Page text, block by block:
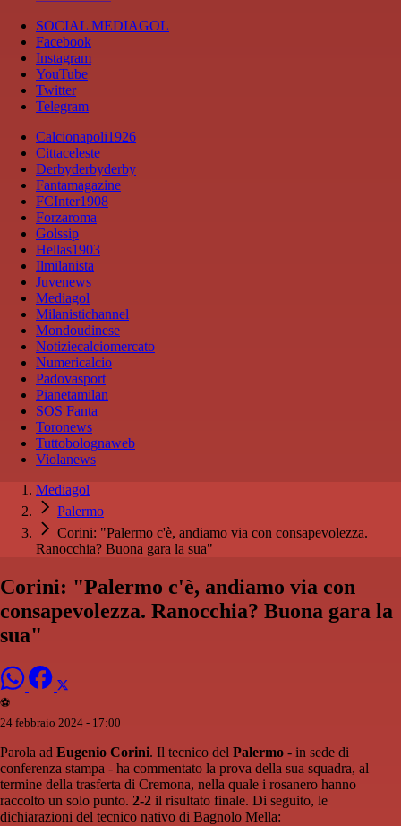
SOCIAL MEDIAGOL
Facebook
Instagram
YouTube
Twitter
Telegram
Calcionapoli1926
Cittaceleste
Derbyderbyderby
Fantamagazine
FCInter1908
Forzaroma
Golssip
Hellas1903
Ilmilanista
Juvenews
Mediagol
Milanistichannel
Mondoudinese
Notiziecalciomercato
Numericalcio
Padovasport
Pianetamilan
SOS Fanta
Toronews
Tuttobolognaweb
Violanews
Mediagol
Palermo
Corini: "Palermo c'è, andiamo via con consapevolezza.
Ranocchia? Buona gara la sua"
Corini: "Palermo c'è, andiamo via con
consapevolezza. Ranocchia? Buona gara la
sua"
⚽️
24 febbraio 2024 - 17:00
Parola ad Eugenio Corini. Il tecnico del Palermo - in sede di
conferenza stampa - ha commentato la prova della sua squadra, al
termine della trasferta di Cremona, nella quale i rosanero hanno
raccolto un solo punto. 2-2 il risultato finale. Di seguito, le
dichiarazioni del tecnico nativo di Bagnolo Mella: